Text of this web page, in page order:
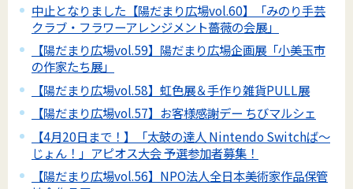
中止となりました【陽だまり広場vol.60】「みのり手芸
クラブ・フラワーアレンジメント薔薇の会展」
【陽だまり広場vol.59】陽だまり広場企画展「小美玉市
の作家たち展」
【陽だまり広場vol.58】虹色展＆手作り雑貨PULL展
【陽だまり広場vol.57】お客様感謝デー ちびマルシェ
【4月20日まで！】「太鼓の達人 Nintendo Switchば～
じょん！」アピオス大会 予選参加者募集！
【陽だまり広場vol.56】NPO法人全日本美術家作品保管